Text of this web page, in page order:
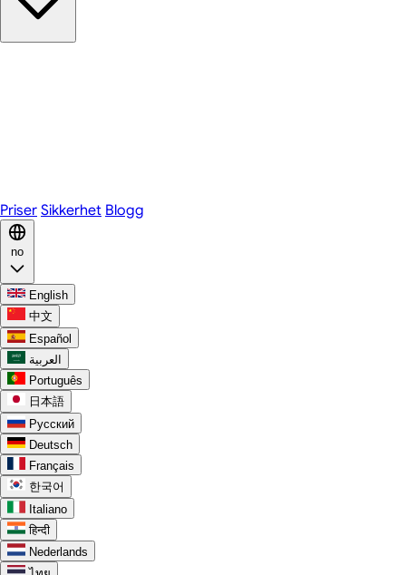
Priser Sikkerhet Blogg
no
English
中文
Español
العربية
Português
日本語
Русский
Deutsch
Français
한국어
Italiano
हिन्दी
Nederlands